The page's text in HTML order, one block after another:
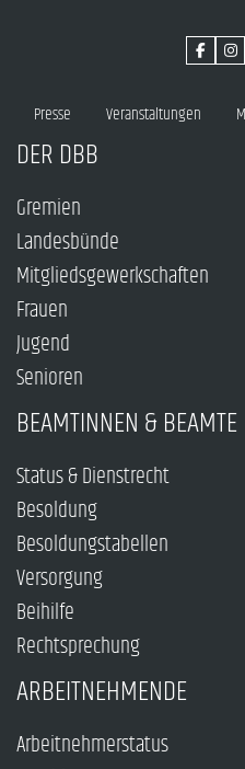
Presse Veranstaltungen
DER DBB
Gremien
Landesbünde
Mitgliedsgewerkschaften
Frauen
Jugend
Senioren
BEAMTINNEN & BEAMTE
Status & Dienstrecht
Besoldung
Besoldungstabellen
Versorgung
Beihilfe
Rechtsprechung
ARBEITNEHMENDE
Arbeitnehmerstatus